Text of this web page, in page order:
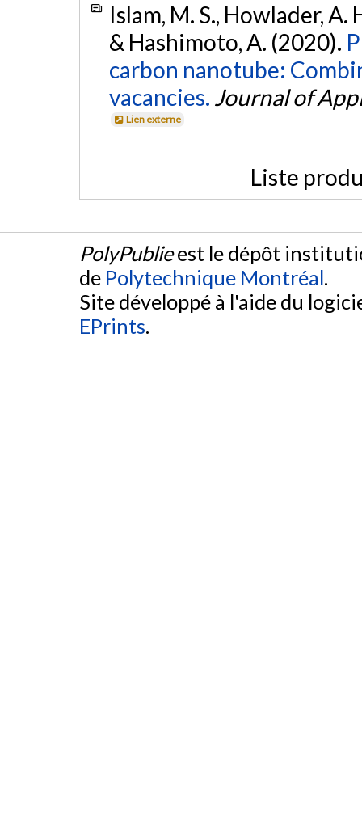
Islam, M. S., Howlader, A.
& Hashimoto, A. (2020).
carbon nanotube:
vacancies. Journal of
Lien externe
Liste
PolyPublieest le dépôt
de Polytechnique Montréal.
Site développé à l'aide du
EPrints.